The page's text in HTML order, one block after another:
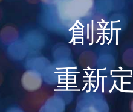
創新
重新